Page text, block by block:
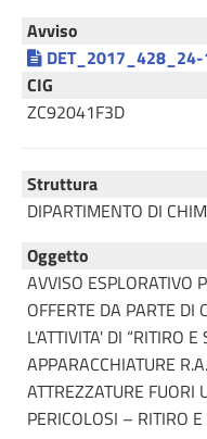
Avviso
CIG
ZC92041F3D
Struttura
DIPARTIMENTO DI
Oggetto
AVVISO ESPLORATIVO
OFFERTE DA PARTE DI
L'ATTIVITA' DI “RITIRO
APPARACCHIATURE
ATTREZZATURE FUORI
PERICOLOSI – RITIRO